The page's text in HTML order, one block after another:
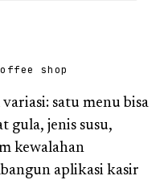
shop
satu menu bisa
jenis susu,
kewalahan
aplikasi kasir